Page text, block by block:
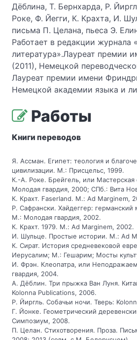
Дёблина, Т. Бернхарда, Р.
Роке, Ф. Йегги, К. Крахта, И.
письма П. Целана, пьеса Э.
Работает в редакции журнала
литература».Лауреат премии
(2011), Немецкой
Лауреат премии имени
Немецкой академии языка и
Работы
Книги переводов
Я. Ассман. Египет: теология и
цивилизации. М.: Присцельс, 1999.
К.-А. Роке. Брейгель, или
Молодая гвардия, 2000; СПб.: Вита
К. Крахт. Faserland. М.: Ad Marginem,
Р. Сафрански. Хайдеггер: германский
М.: Молодая гвардия, 2002.
К. Крахт. 1979. М.: Ad Marginem, 2002.
И. Шульце. Простые истории. М.: Ad
К. Сират. История средневековой
Иерусалим; М.: Гешарим; Мосты
И. Фрэн. Клеопатра, или
гвардия, 2004.
А. Дёблин. Три прыжка Ван Луня.
Kolonna Publications, 2006.
Р. Йиргль. Собачьи ночи. Тверь:
Г. Йонке. Геометрический
Симпозиум, 2008.
П. Целан. Стихотворения. Проза.